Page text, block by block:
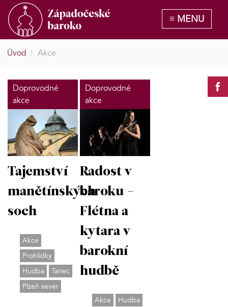
Úvod | Akce
Doprovodné
akce
Tajemství
manětínských
soch
Akce
Prohlídky
Hudba
Tanec
Plzeň sever
Doprovodné
akce
Radost v
baroku -
Flétna a
kytara v
barokní
hudbě
Akce
Hudba